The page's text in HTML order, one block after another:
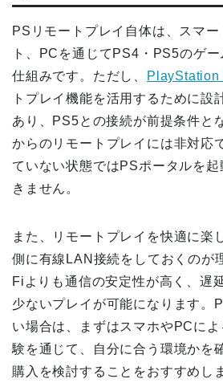
PSリモートプレイ自体は、スマ
ト、PCを通じてPS4・PS5のゲ
仕組みです。ただし、
PlayStation
トプレイ機能を活用するために設
あり、PS5との接続が前提条件と
からのリモートプレイには非対応
ていない状態ではPSポータルを
きません。
また、リモートプレイを快適に楽
側に有線LAN接続をしておくのが
Fiよりも通信の安定性が高く、遅
少ないプレイが可能になります。
い場合は、まずはスマホやPCに
験を通じて、自分に合う環境かを
購入を検討することをおすすめし